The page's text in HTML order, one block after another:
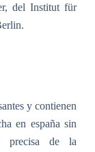
del Institut für
y contienen
en españa sin
precisa de la